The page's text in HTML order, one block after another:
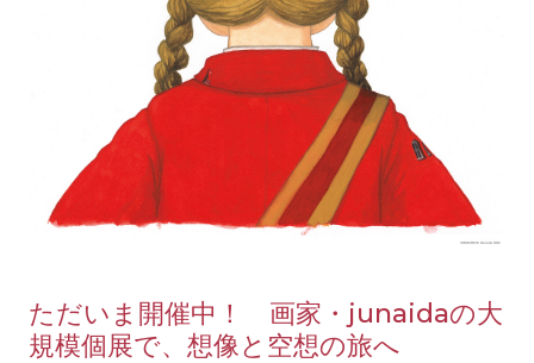
ただいま開催中！ 画家・junaidaの大
規模個展で、想像と空想の旅へ